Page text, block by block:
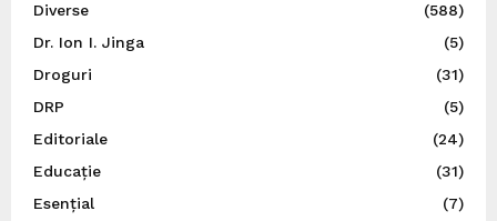
Diverse
(588)
Dr. Ion I. Jinga
(5)
Droguri
(31)
DRP
(5)
Editoriale
(24)
Educație
(31)
Esențial
(7)